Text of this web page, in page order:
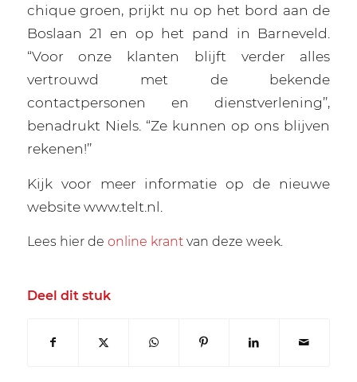
chique groen, prijkt nu op het bord aan de
Boslaan 21 en op het pand in Barneveld.
“Voor onze klanten blijft verder alles
vertrouwd met de bekende
contactpersonen en dienstverlening’’,
benadrukt Niels. “Ze kunnen op ons blijven
rekenen!’’
Kijk voor meer informatie op de nieuwe
website www.telt.nl.
Lees hier de online krantvan deze week.
Deel dit stuk